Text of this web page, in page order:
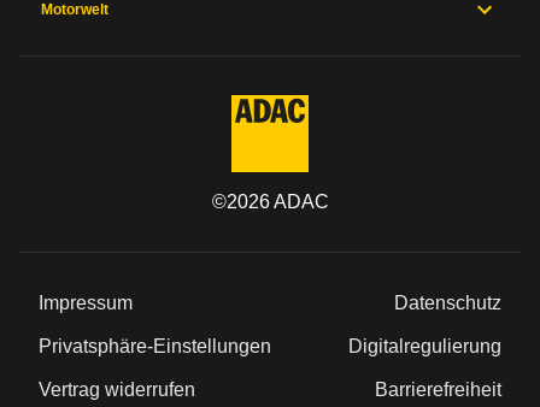
Motorwelt
©2026ADAC
Impressum Datenschutz
Privatsphäre-Einstellungen Digitalregulierung
Vertrag widerrufen Barrierefreiheit